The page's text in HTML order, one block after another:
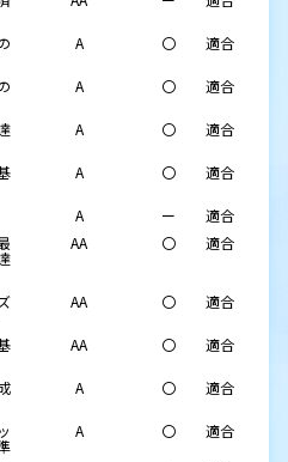
A 〇 適合
A 〇 適合
A 〇 適合
A 〇 適合
A ー
適合
AA 〇 適合
AA 〇 適合
AA 〇 適合
A 〇 適合
A 〇 適合